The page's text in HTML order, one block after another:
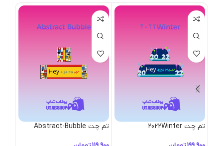
تم چت 2022Winter تم چت Abstract-Bubble